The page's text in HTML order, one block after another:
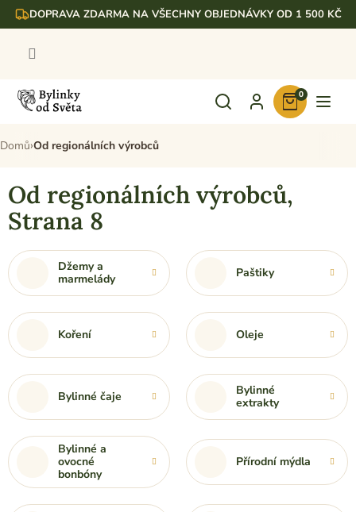
Přejít DOPRAVA ZDARMA NA VŠECHNY OBJEDNÁVKY OD 1 500 KČ
Nákupní
košík
0
Domů Od regionálních výrobců
Od regionálních výrobců,
Strana 8
Džemy a
marmelády
Paštiky
Koření Oleje
Bylinné čaje
Bylinné
extrakty
Bylinné a
ovocné
bonbóny
Přírodní mýdla